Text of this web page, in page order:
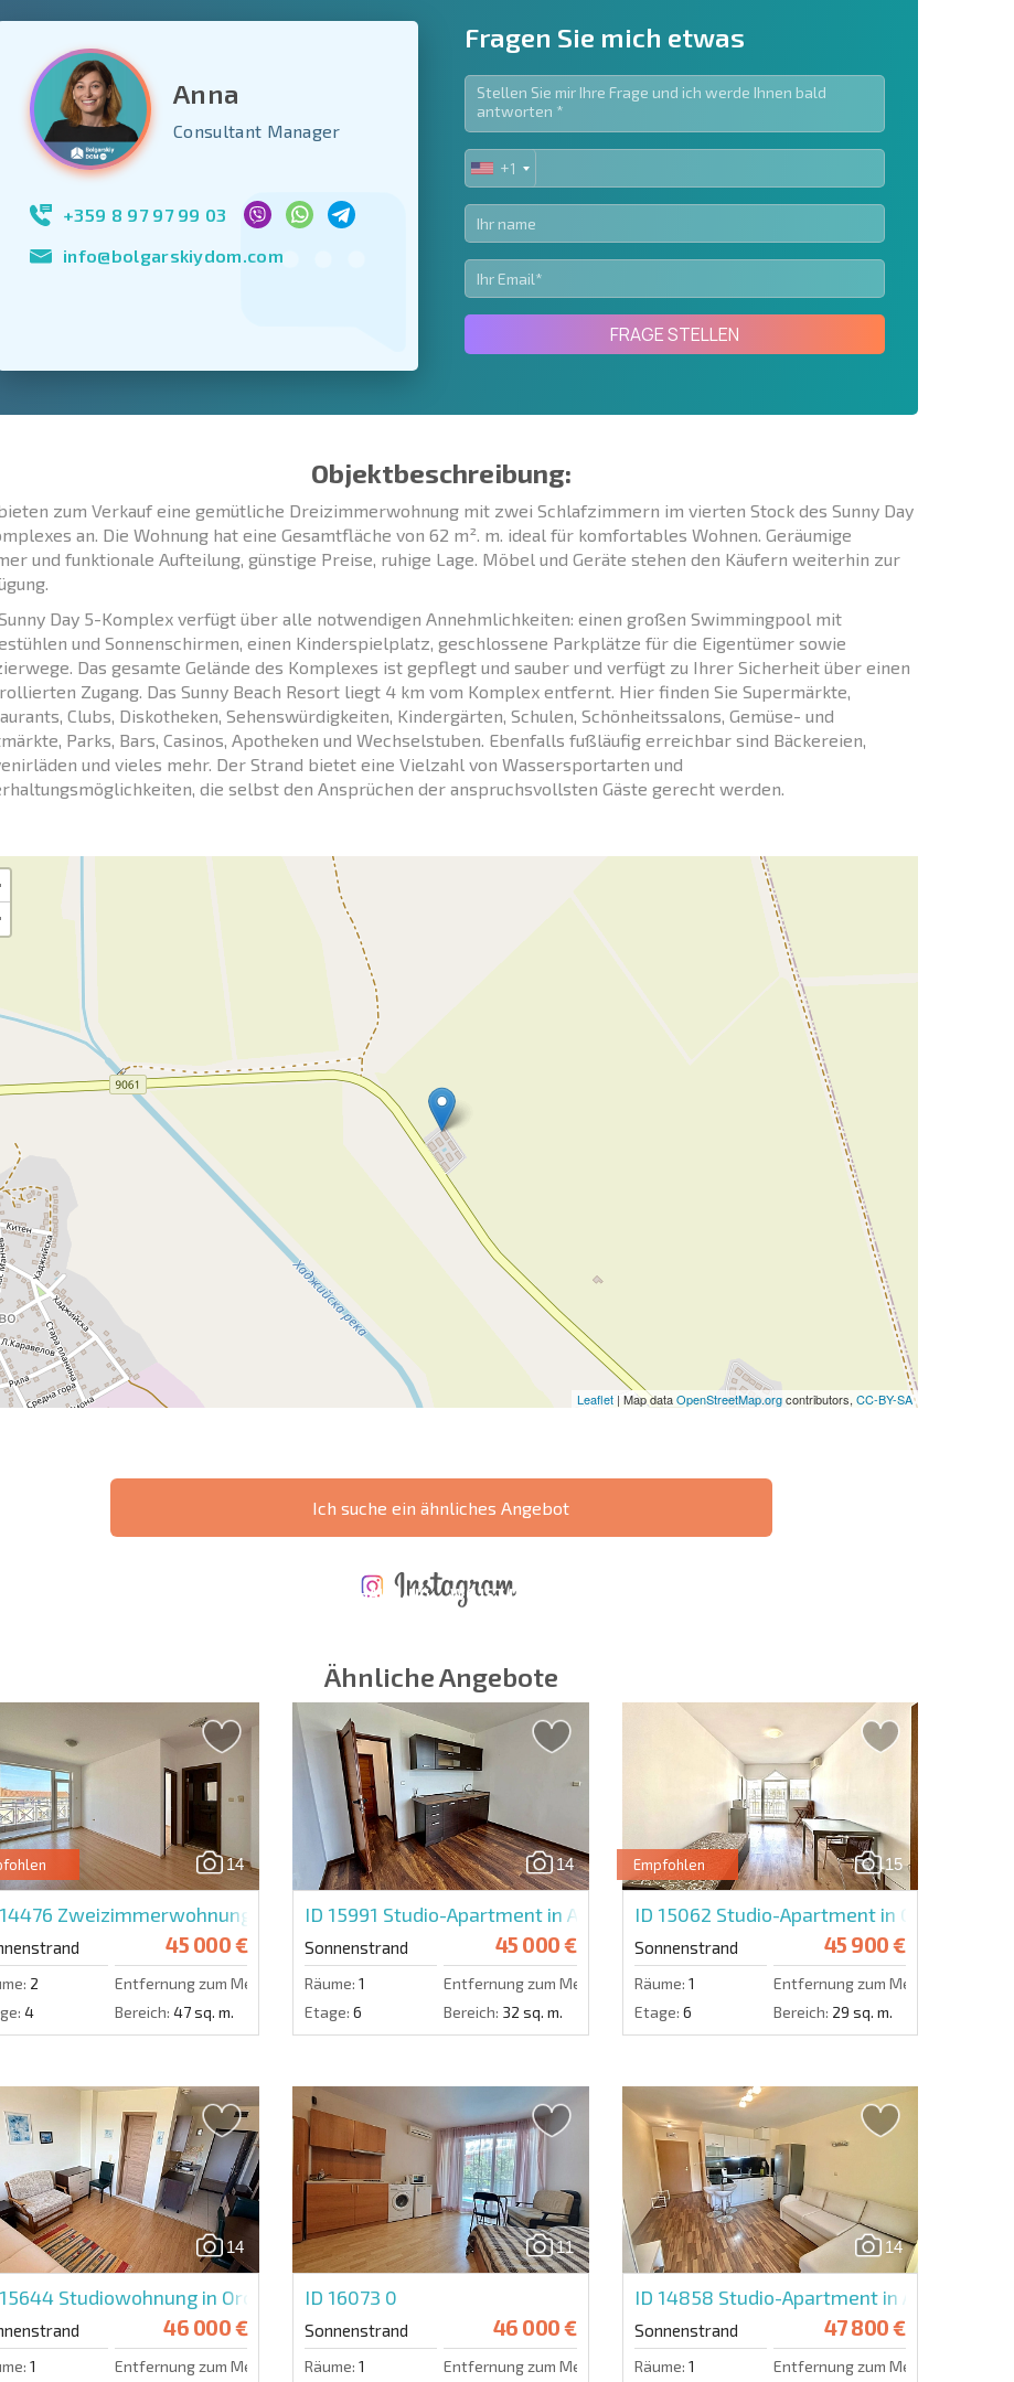
Felder
Newsletter abonnieren | Durch Anklicken des Buttons stimmen Sie der
Nutzung Ihrer Daten zu.
Eine Nachricht schicken
Anna
Consultant Manager
+359 8 97 97 99 03
info@bolgarskiydom.com
Fragen Sie mich etwas
UNITED
STATES
+1
+1
FRAGE STELLEN
Objektbeschreibung:
zum Verkauf eine gemütliche Dreizimmerwohnung mit zwei Schlafzimmern im vierten Stock des Sunny Day
an. Die Wohnung hat eine Gesamtfläche von 62 m². m. ideal für komfortables Wohnen. Geräumige
und funktionale Aufteilung, günstige Preise, ruhige Lage. Möbel und Geräte stehen den Käufern weiterhin zur
Day 5-Komplex verfügt über alle notwendigen Annehmlichkeiten: einen großen Swimmingpool mit
und Sonnenschirmen, einen Kinderspielplatz, geschlossene Parkplätze für die Eigentümer sowie
Das gesamte Gelände des Komplexes ist gepflegt und sauber und verfügt zu Ihrer Sicherheit über einen
Zugang. Das Sunny Beach Resort liegt 4 km vom Komplex entfernt. Hier finden Sie Supermärkte,
Clubs, Diskotheken, Sehenswürdigkeiten, Kindergärten, Schulen, Schönheitssalons, Gemüse- und
Parks, Bars, Casinos, Apotheken und Wechselstuben. Ebenfalls fußläufig erreichbar sind Bäckereien,
und vieles mehr. Der Strand bietet eine Vielzahl von Wassersportarten und
die selbst den Ansprüchen der anspruchsvollsten Gäste gerecht werden.
Leaflet | Map dataOpenStreetMap.orgcontributors, CC-BY-SA
Ich suche ein ähnliches Angebot
Felder
Newsletter abonnieren | Durch Anklicken des Buttons stimmen Sie der
Nutzung Ihrer Daten zu.
Eine Nachricht schicken
INSTANDHALTUNG
WO IST DIE 6%-
Ähnliche Angebote
14
Zweizimmerwohnung in Sunny Day 6
45 000 €
2 Entfernung zum Meer:
4000 m.
4 Bereich: 47 sq. m.
14
ID 15991 Studio-Apartment in Amadeus 5
Sonnenstrand 45 000 €
Räume: 1 Entfernung zum Meer:
1000 m.
Etage: 6 Bereich: 32 sq. m.
15
Empfohlen
ID 15062 Studio-Apartment in Gerber 4
Sonnenstrand 45 900 €
Räume: 1 Entfernung zum Meer:
Etage: 6 Bereich: 29 sq. m.
14
Studiowohnung in Orchid Fort Nox
46 000 €
1 Entfernung zum Meer: 900 m.
11
ID 16073 0
Sonnenstrand 46 000 €
Räume: 1 Entfernung zum Meer: 600 m.
14
ID 14858 Studio-Apartment in Amadeus 19
Sonnenstrand 47 800 €
Räume: 1 Entfernung zum Meer: